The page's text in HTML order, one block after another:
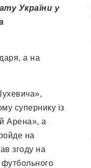
України у
а на
супернику із
Арена», а
на
згоду на